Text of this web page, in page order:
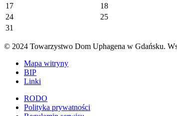
17
18
24
25
31
© 2024 Towarzystwo Dom Uphagena w Gdańsku.
Mapa witryny
BIP
Linki
RODO
Polityka prywatności